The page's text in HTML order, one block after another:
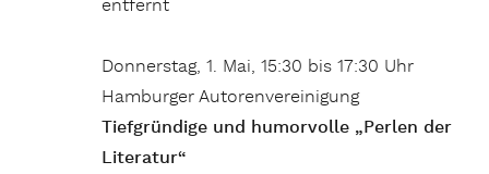
entfernt
Donnerstag, 1. Mai, 15:30 bis 17:30 Uhr
Hamburger Autorenvereinigung
Tiefgründige und humorvolle „Perlen der
Literatur“